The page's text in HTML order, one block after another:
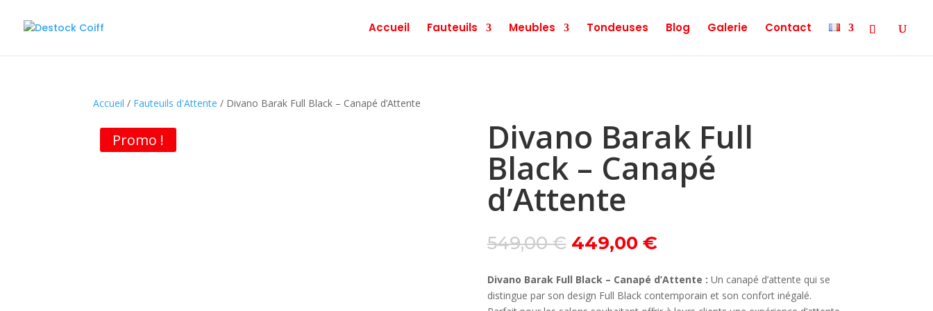
Accueil Fauteuils Meubles Tondeuses Blog Galerie Contact
Accueil / Fauteuils d'Attente / Divano Barak Full Black – Canapé d’Attente
Promo ! Divano Barak Full
Black – Canapé
d’Attente
549,00€ Le
initial
était :
549,00 €.
449,00 €Le
actuel
est :
449,00 €.
Divano Barak Full Black – Canapé d’Attente : Un canapé d’attente qui se
distingue par son design Full Black contemporain et son confort inégalé.